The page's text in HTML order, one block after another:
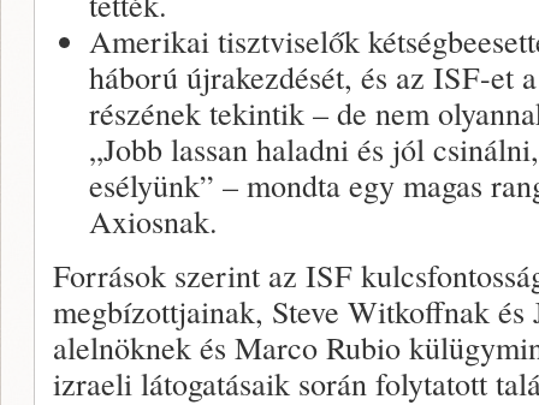
Amerikai tisztviselők
háború újrakezdését, és az ISF-et
részének tekintik – de nem
„Jobb lassan haladni és jól
esélyünk” – mondta egy magas
Axiosnak.
Források szerint az ISF
megbízottjainak, Steve Witkoffnak és
alelnöknek és Marco Rubio
izraeli látogatásaik során folytatott